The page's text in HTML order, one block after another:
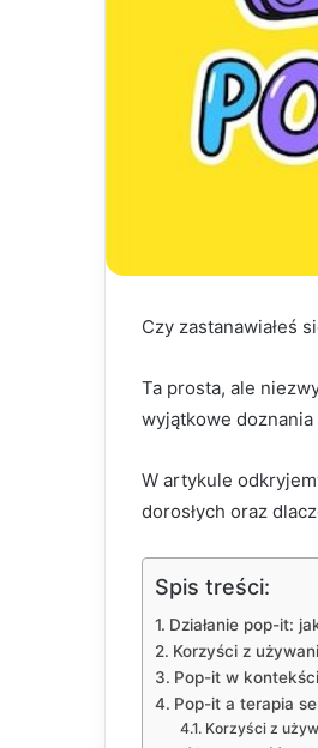
Czy zastanawiałeś
Ta prosta, ale
wyjątkowe
W artykule
dorosłych oraz
Spis treści:
Działanie pop-it:
Korzyści z
Pop-it w
Pop-it a terapia
Korzyści z